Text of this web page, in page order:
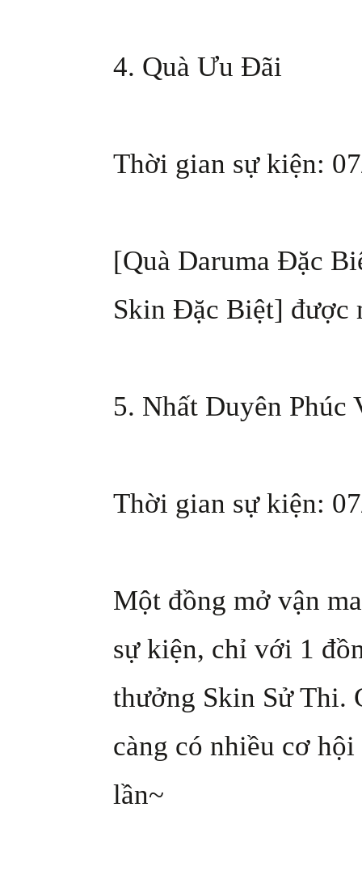
4. Quà Ưu Đãi
Thời gian sự kiện:
[Quà Daruma Đặc
Skin Đặc Biệt] được
5. Nhất Duyên Phúc
Thời gian sự kiện:
Một đồng mở vận
sự kiện, chỉ với 1
thưởng Skin Sử Thi.
càng có nhiều cơ
lần~